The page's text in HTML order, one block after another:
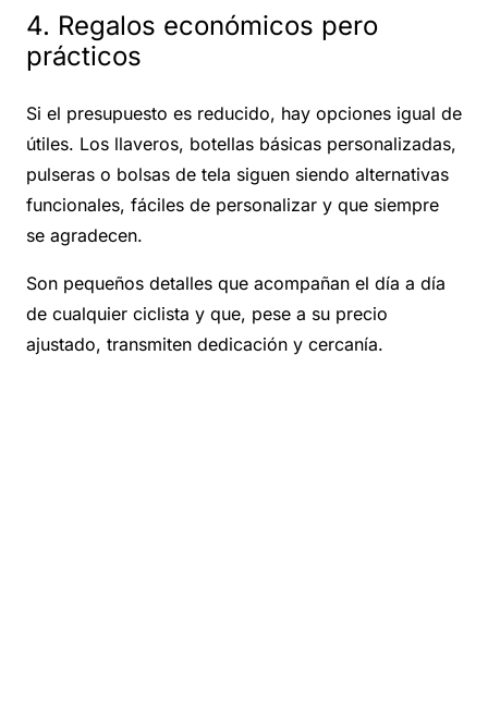
4. Regalos económicos pero
prácticos
Si el presupuesto es reducido, hay opciones igual de
útiles. Los llaveros, botellas básicas personalizadas,
pulseras o bolsas de tela siguen siendo alternativas
funcionales, fáciles de personalizar y que siempre
se agradecen.
Son pequeños detalles que acompañan el día a día
de cualquier ciclista y que, pese a su precio
ajustado, transmiten dedicación y cercanía.